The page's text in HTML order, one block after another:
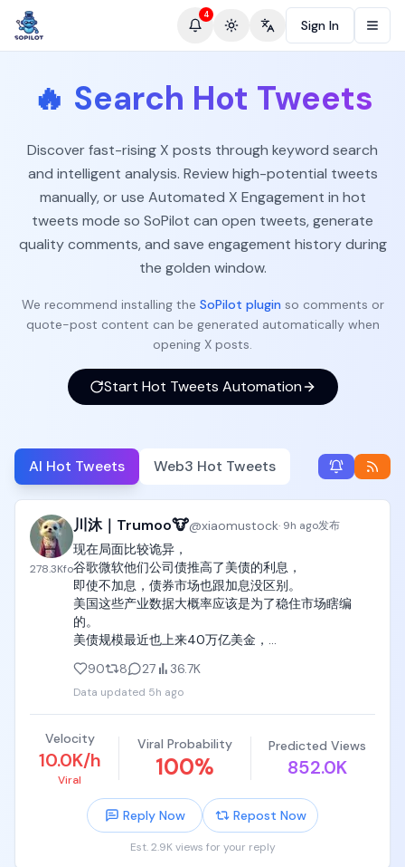
4
Toggle theme
Change language
Sign In
🔥 Search Hot Tweets
Discover fast-rising X posts through keyword search
and intelligent analysis. Review high-potential tweets
manually, or use Automated X Engagement in hot
tweets mode so SoPilot can open tweets, generate
quality comments, and save engagement history during
the golden window.
We recommend installing the SoPilot plugin so comments or
quote-post content can be generated automatically when
opening X posts.
Start Hot Tweets Automation
AI Hot Tweets Web3 Hot Tweets
278.3Kfo
川沐｜Trumoo🐮@xiaomustock· 9h ago发布
现在局面比较诡异，
谷歌微软他们公司债推高了美债的利息，
即使不加息，债券市场也跟加息没区别。
美国这些产业数据大概率应该是为了稳住市场瞎编
的。
美债规模最近也上来40万亿美金，
的追赶降价打击让人对美元在未来的信誉有了不确定
性。
同时7月科技持续暴跌导致资金对市场的避险需求催生
了最近一个月老登资产和黄金白银的触底反弹。
90 8 27 36.7K
Data updated 5h ago
Velocity
10.0K/h
Viral
Viral Probability
100%
Predicted Views
852.0K
Reply Now Repost Now
Est. 2.9K views for your reply